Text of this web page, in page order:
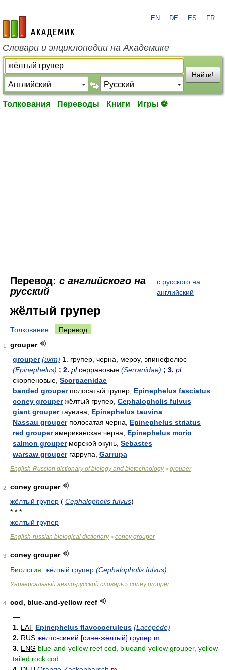
academic.ru
EN DE ES FR
Словари и энциклопедии на Академике
Найти!
Толкования Переводы Книги Игры ⚽
Перевод: с английского на
русский
с русского на
английский
жёлтый групер
Толкование Перевод
1
grouper
grouper (ихт) 1. групер, черна, мероу, эпинефелюс
(Epinephelus) ; 2. pl серрановые (Serranidae) ; 3. pl
скорпеновые, Scorpaenidae
banded grouper полосатый групер, Epinephelus fasciatus
coney grouper жёлтый групер, Cephalopholis fulvus
giant grouper таувина, Epinephelus tauvina
Nassau grouper полосатая черна, Epinephelus striatus
red grouper американская черна, Epinephelus morio
salmon grouper морской окунь, Sebastes
warsaw grouper гаррупа, Garrupa
English-Russian dictionary of biology and biotechnology> grouper
2
coney grouper
жёлтый групер ( Cephalopholis fulvus)
* * *
желтый групер
English-russian biological dictionary> coney grouper
3
coney grouper
Биология: жёлтый групер (Cephalopholis fulvus)
Универсальный англо-русский словарь > coney grouper
4
cod, blue-and-yellow reef
—
1. LAT Epinephelus flavocoeruleus (Lacépède)
2. RUS жёлто-синий [сине-жёлтый] групер m
3. ENG blue-and-yellow reef cod, blueand-yellow grouper, yellow-
tailed rock cod